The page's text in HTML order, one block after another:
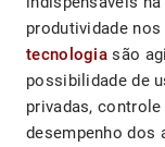
produtividade
tecnologia são
possibilidade de
privadas,
desempenho dos